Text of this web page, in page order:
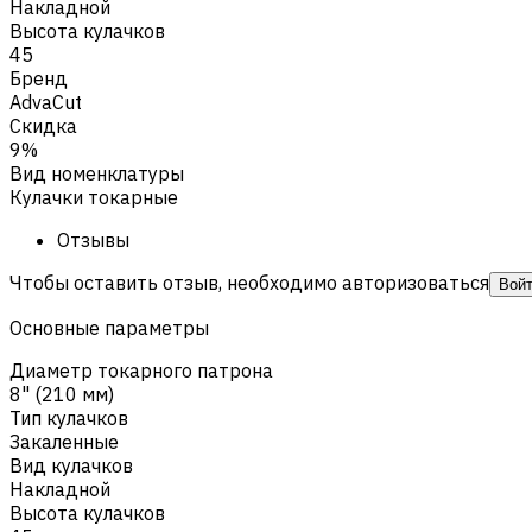
Накладной
Высота кулачков
45
Бренд
AdvaCut
Скидка
9%
Вид номенклатуры
Кулачки токарные
Отзывы
Чтобы оставить отзыв, необходимо авторизоваться
Основные параметры
Диаметр токарного патрона
8" (210 мм)
Тип кулачков
Закаленные
Вид кулачков
Накладной
Высота кулачков